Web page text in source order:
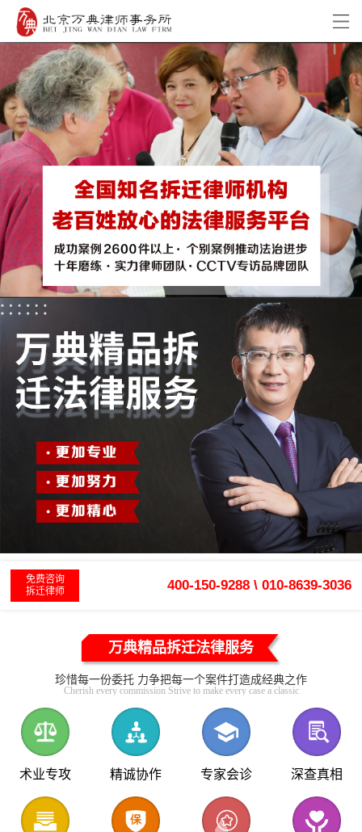
免费咨询
拆迁律师
400-150-9288 \ 010-8639-3036
万典精品拆迁法律服务
珍惜每一份委托 力争把每一个案件打造成经典之作
Cherish every commission Strive to make every case a classic
术业专攻 精诚协作 专家会诊 深查真相